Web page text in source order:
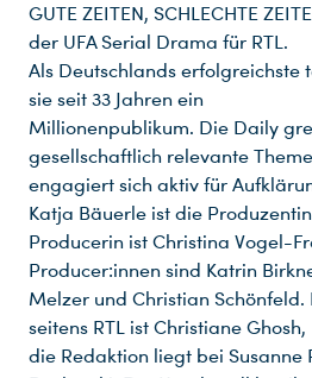
GUTE ZEITEN, SCHLECHTE
der UFA Serial Drama für RTL.
Als Deutschlands erfolgreichste
sie seit 33 Jahren ein
Millionenpublikum. Die Daily
gesellschaftlich relevante
engagiert sich aktiv für
Katja Bäuerle ist die
Producerin ist Christina Vogel-
Producer:innen sind Katrin
Melzer und Christian Schönfeld.
seitens RTL ist Christiane Ghosh,
die Redaktion liegt bei Susanne